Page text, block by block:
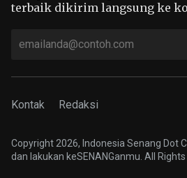
terbaik dikirim langsung ke
Kontak Redaksi
Copyright 2026, Indonesia Senang Dot
dan lakukan keSENANGanmu. All Rights